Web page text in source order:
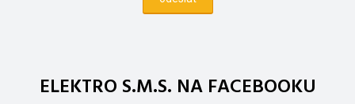
ELEKTRO S.M.S. NA FACEBOOKU